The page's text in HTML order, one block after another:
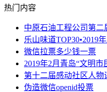
热门内容
中原石油工程公司第二
乐山味道TOP30•2019
微信拉票多少钱一票
2019年2月青岛“文明市
第十二届感动社区人物
伪造微信openid投票